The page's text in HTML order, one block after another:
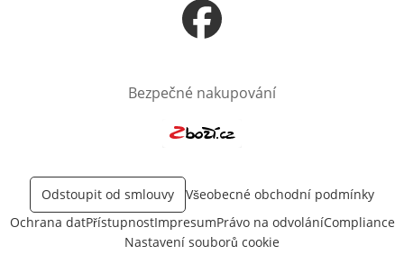
Otevře v novém okně
Bezpečné nakupování
Odstoupit od smlouvy
Všeobecné obchodní podmínky
Ochrana datPřístupnostImpresumPrávo na odvoláníCompliance
Nastavení souborů cookie